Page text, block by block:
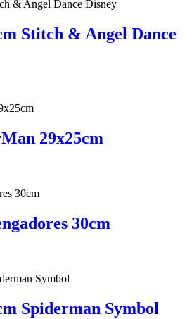
Stitch & Angel Dance
29x25cm
30cm
Spiderman Symbol